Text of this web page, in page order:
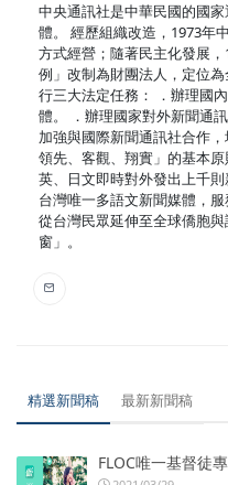
中央通訊社是中華民國的國
體。 經歷組織改造，1973年
方式經營；隨著民主化發展
例」改制為財團法人，定位
行三大法定任務： ．辦理國
體。 ．辦理國家對外新聞通
加強與國際新聞通訊社合作，
領先、客觀、翔實」的基本原
英、日文即時對外發出上千
台灣唯一多語文新聞媒體，
從台灣民眾延伸至全球僑胞
窗」。
精選新聞稿 最新新聞稿
FLOC唯一基督徒